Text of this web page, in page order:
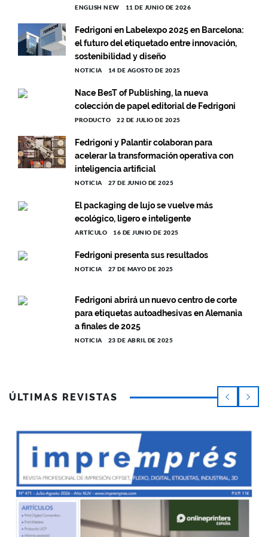
ENGLISH NEW 11 DE JUNIO DE 2026
Fedrigoni en Labelexpo 2025 en Barcelona:
el futuro del etiquetado entre innovación,
sostenibilidad y diseño
NOTICIA 14 DE AGOSTO DE 2025
Nace BesT of Publishing, la nueva
colección de papel editorial de Fedrigoni
PRODUCTO 22 DE JULIO DE 2025
Fedrigoni y Palantir colaboran para
acelerar la transformación operativa con
inteligencia artificial
NOTICIA 27 DE JUNIO DE 2025
El packaging de lujo se vuelve más
ecológico, ligero e inteligente
ARTÍCULO 16 DE JUNIO DE 2025
Fedrigoni presenta sus resultados
NOTICIA 27 DE MAYO DE 2025
Fedrigoni abrirá un nuevo centro de corte
para etiquetas autoadhesivas en Alemania
a finales de 2025
NOTICIA 23 DE ABRIL DE 2025
ÚLTIMAS REVISTAS